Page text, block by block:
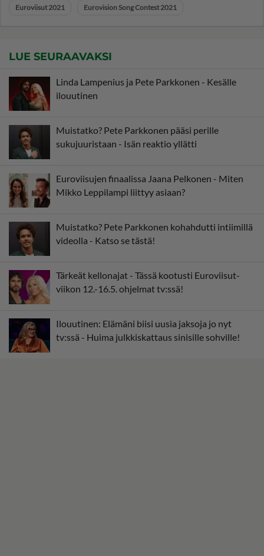
Euroviisut 2021 Eurovision Song Contest 2021
LUE SEURAAVAKSI
Linda Lampenius ja Pete Parkkonen - Kesälle
ilouutinen
Muistatko? Pete Parkkonen pääsi perille
sukujuuristaan - Isän reaktio yllätti
Euroviisujen finaalissa Jaana Pelkonen - Miten
Mikko Leppilampi liittyy asiaan?
Muistatko? Pete Parkkonen kohahdutti intiimillä
videolla - Katso se tästä!
Tärkeät kellonajat - Tässä kootusti Euroviisut-
viikon 12.-16.5. ohjelmat tv:ssä!
Ilouutinen: Elämäni biisi uusia jaksoja jo nyt
tv:ssä - Huima julkkiskattaus sinisille sohville!